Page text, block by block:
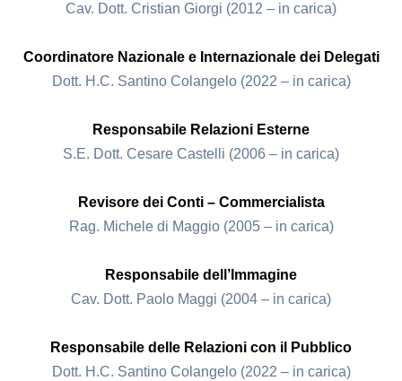
Cav. Dott. Cristian Giorgi (2012 – in carica)
Coordinatore Nazionale e Internazionale dei Delegati
Dott. H.C. Santino Colangelo (2022 – in carica)
Responsabile Relazioni Esterne
S.E. Dott. Cesare Castelli (2006 – in carica)
Revisore dei Conti – Commercialista
Rag. Michele di Maggio (2005 – in carica)
Responsabile dell’Immagine
Cav. Dott. Paolo Maggi (2004 – in carica)
Responsabile delle Relazioni con il Pubblico
Dott. H.C. Santino Colangelo (2022 – in carica)